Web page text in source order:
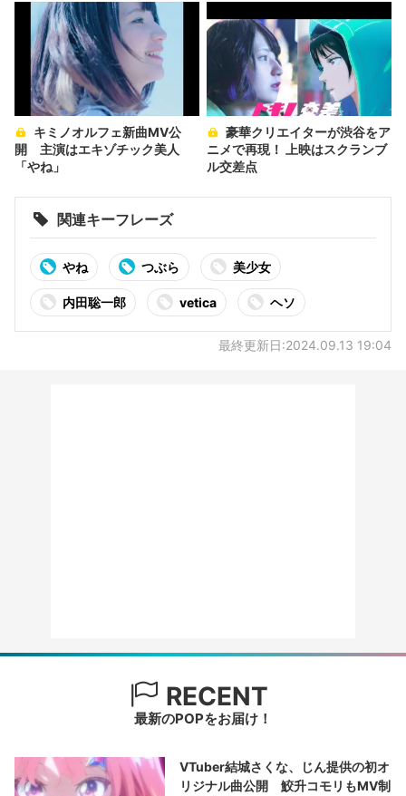
開 主演はエキゾチック美人
「やね」
ニメで再現！ 上映はスクランブ
ル交差点
関連キーフレーズ
やね つぶら 美少女
内田聡一郎 vetica ヘソ
最終更新日:2024.09.13 19:04
RECENT
最新のPOPをお届け！
VTuber結城さくな、じん提供の初オ
リジナル曲公開 鮫升コモリもMV制